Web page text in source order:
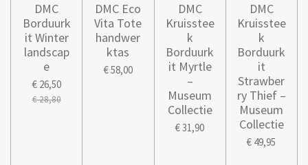
DMC
Borduurk
it Winter
landscap
e
€ 26,50
€ 28,80
DMC Eco
Vita Tote
handwer
ktas
€ 58,00
DMC
Kruisstee
k
Borduurk
it Myrtle
–
Museum
Collectie
€ 31,90
DMC
Kruisstee
k
Borduurk
it
Strawber
ry Thief –
Museum
Collectie
€ 49,95